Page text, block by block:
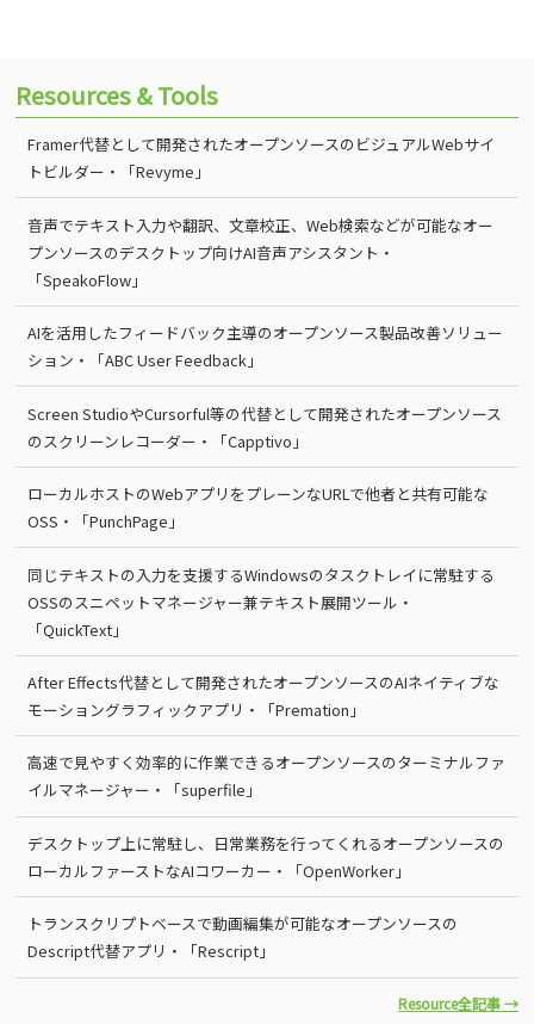
Resources & Tools
Framer代替として開発されたオープンソースのビジュアルWebサイ
トビルダー・「Revyme」
音声でテキスト入力や翻訳、文章校正、Web検索などが可能なオー
プンソースのデスクトップ向けAI音声アシスタント・
「SpeakoFlow」
AIを活用したフィードバック主導のオープンソース製品改善ソリュー
ション・「ABC User Feedback」
Screen StudioやCursorful等の代替として開発されたオープンソース
のスクリーンレコーダー・「Capptivo」
ローカルホストのWebアプリをプレーンなURLで他者と共有可能な
OSS・「PunchPage」
同じテキストの入力を支援するWindowsのタスクトレイに常駐する
OSSのスニペットマネージャー兼テキスト展開ツール・
「QuickText」
After Effects代替として開発されたオープンソースのAIネイティブな
モーショングラフィックアプリ・「Premation」
高速で見やすく効率的に作業できるオープンソースのターミナルファ
イルマネージャー・「superfile」
デスクトップ上に常駐し、日常業務を行ってくれるオープンソースの
ローカルファーストなAIコワーカー・「OpenWorker」
トランスクリプトベースで動画編集が可能なオープンソースの
Descript代替アプリ・「Rescript」
Resource全記事 →